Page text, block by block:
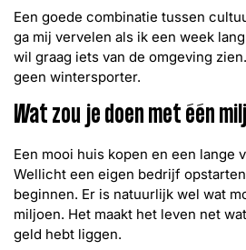
Een goede combinatie tussen
ga mij vervelen als ik een week
wil graag iets van de omgeving
geen wintersporter.
Wat zou je doen met één
Een mooi huis kopen en een lange
Wellicht een eigen bedrijf
beginnen. Er is natuurlijk wel wat
miljoen. Het maakt het leven net
geld hebt liggen.